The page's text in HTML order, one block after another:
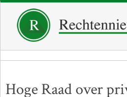
Hoge Raad over